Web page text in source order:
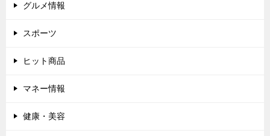
グルメ情報
スポーツ
ヒット商品
マネー情報
健康・美容